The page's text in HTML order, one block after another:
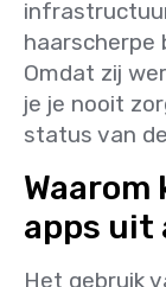
haarscherpe
Omdat zij
je je nooit
status van
apps uit
Het gebruik